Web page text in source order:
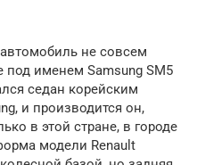
не совсем
под именем Samsung SM5
седан корейским
и производится он,
в этой стране, в городе
модели Renault